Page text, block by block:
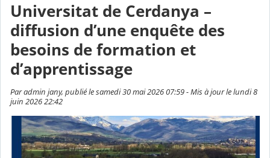
Universitat de Cerdanya –
diffusion d’une enquête des
besoins de formation et
d’apprentissage
Par admin jany, publié le samedi 30 mai 2026 07:59 - Mis à jour le lundi 8
juin 2026 22:42